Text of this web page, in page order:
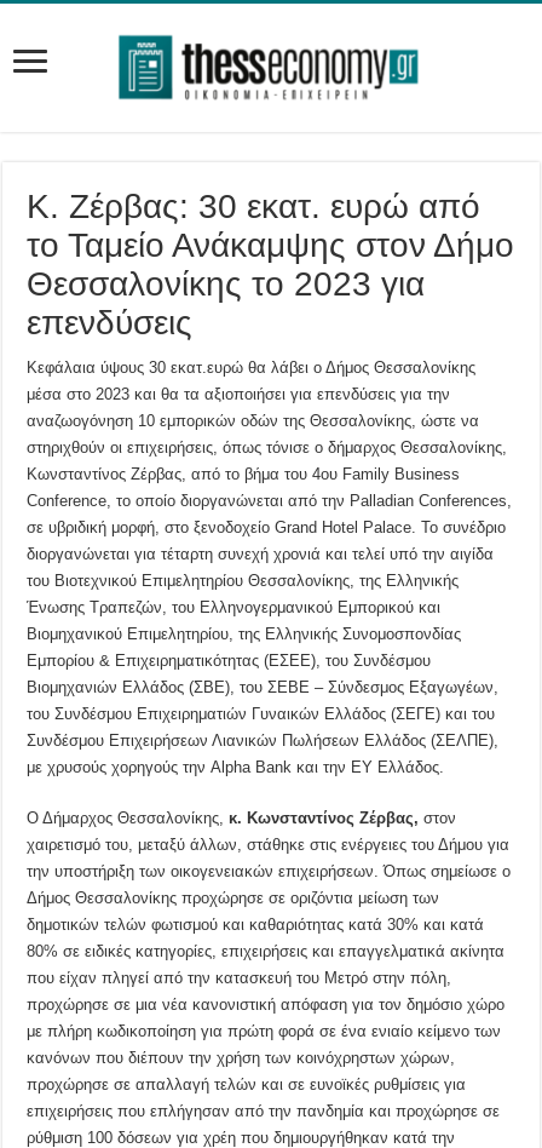
Κ. Ζέρβας: 30 εκατ. ευρώ από
το Ταμείο Ανάκαμψης στον Δήμο
Θεσσαλονίκης το 2023 για
επενδύσεις
Κεφάλαια ύψους 30 εκατ.ευρώ θα λάβει ο Δήμος Θεσσαλονίκης
μέσα στο 2023 και θα τα αξιοποιήσει για επενδύσεις για την
αναζωογόνηση 10 εμπορικών οδών της Θεσσαλονίκης, ώστε να
στηριχθούν οι επιχειρήσεις, όπως τόνισε ο δήμαρχος Θεσσαλονίκης,
Κωνσταντίνος Ζέρβας, από το βήμα του 4ου Family Business
Conference, το οποίο διοργανώνεται από την Palladian Conferences,
σε υβριδική μορφή, στο ξενοδοχείο Grand Hotel Palace. Το συνέδριο
διοργανώνεται για τέταρτη συνεχή χρονιά και τελεί υπό την αιγίδα
του Βιοτεχνικού Επιμελητηρίου Θεσσαλονίκης, της Ελληνικής
Ένωσης Τραπεζών, του Ελληνογερμανικού Εμπορικού και
Βιομηχανικού Επιμελητηρίου, της Ελληνικής Συνομοσπονδίας
Εμπορίου & Επιχειρηματικότητας (ΕΣΕΕ), του Συνδέσμου
Βιομηχανιών Ελλάδος (ΣΒΕ), του ΣΕΒΕ – Σύνδεσμος Εξαγωγέων,
του Συνδέσμου Επιχειρηματιών Γυναικών Ελλάδος (ΣΕΓΕ) και του
Συνδέσμου Επιχειρήσεων Λιανικών Πωλήσεων Ελλάδος (ΣΕΛΠΕ),
με χρυσούς χορηγούς την Alpha Bank και την EY Ελλάδος.
Ο Δήμαρχος Θεσσαλονίκης, κ. Κωνσταντίνος Ζέρβας, στον
χαιρετισμό του, μεταξύ άλλων, στάθηκε στις ενέργειες του Δήμου για
την υποστήριξη των οικογενειακών επιχειρήσεων. Όπως σημείωσε ο
Δήμος Θεσσαλονίκης προχώρησε σε οριζόντια μείωση των
δημοτικών τελών φωτισμού και καθαριότητας κατά 30% και κατά
80% σε ειδικές κατηγορίες, επιχειρήσεις και επαγγελματικά ακίνητα
που είχαν πληγεί από την κατασκευή του Μετρό στην πόλη,
προχώρησε σε μια νέα κανονιστική απόφαση για τον δημόσιο χώρο
με πλήρη κωδικοποίηση για πρώτη φορά σε ένα ενιαίο κείμενο των
κανόνων που διέπουν την χρήση των κοινόχρηστων χώρων,
προχώρησε σε απαλλαγή τελών και σε ευνοϊκές ρυθμίσεις για
επιχειρήσεις που επλήγησαν από την πανδημία και προχώρησε σε
ρύθμιση 100 δόσεων για χρέη που δημιουργήθηκαν κατά την